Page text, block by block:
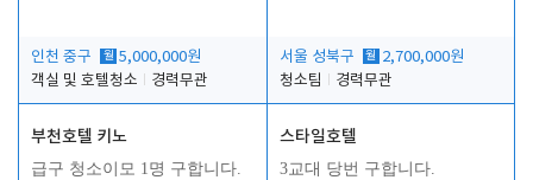
인천 중구 월 5,000,000원
객실 및 호텔청소
경력무관
서울 성북구 월 2,700,000원
청소팀
경력무관
부천호텔 키노
급구 청소이모 1명 구합니다.
스타일호텔
3교대 당번 구합니다.